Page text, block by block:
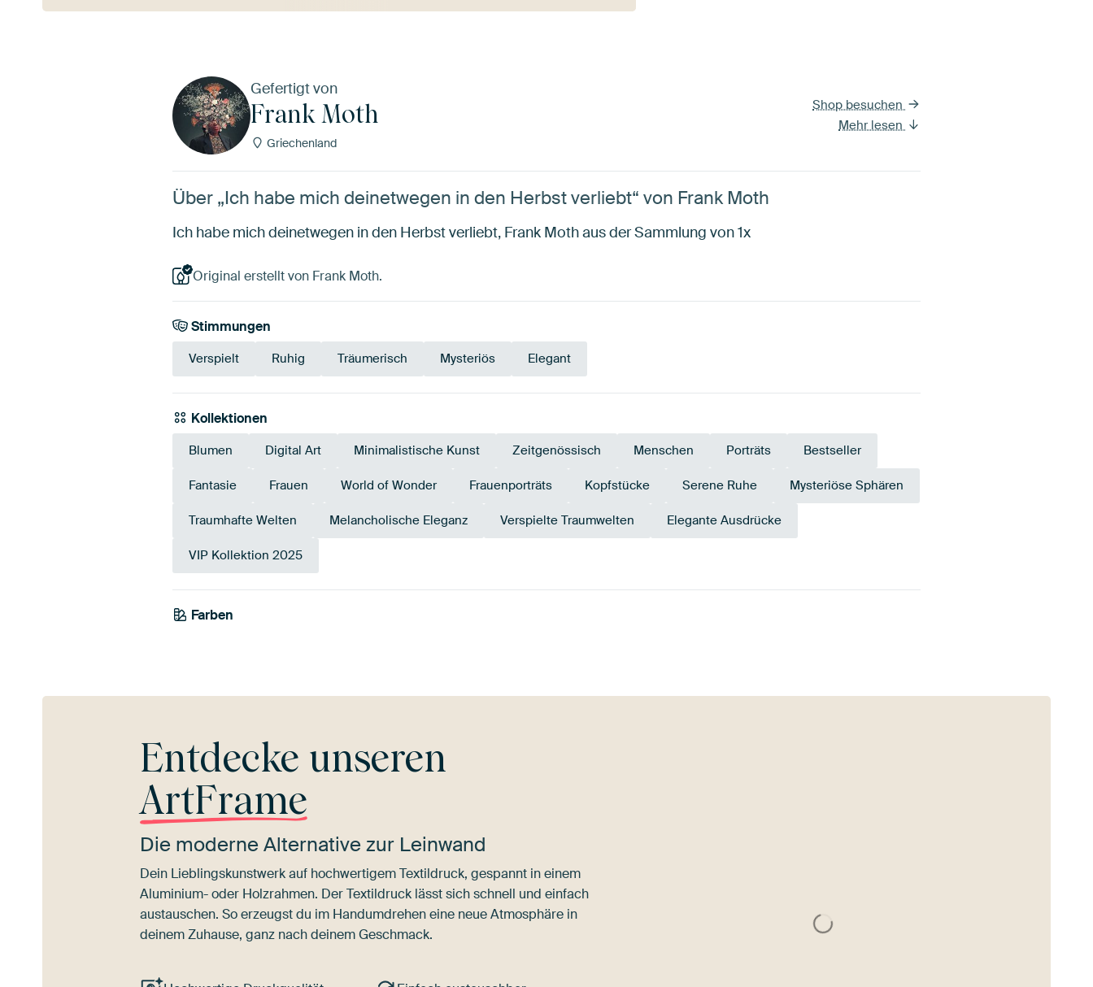
Gefertigt von
Frank Moth
Griechenland
Shop besuchen
Mehr lesen
Über „Ich habe mich deinetwegen in den Herbst verliebt“ von Frank Moth
Ich habe mich deinetwegen in den Herbst verliebt, Frank Moth aus der Sammlung von 1x
Original erstellt von Frank Moth.
Stimmungen
Verspielt Ruhig Träumerisch Mysteriös Elegant
Kollektionen
Blumen Digital Art Minimalistische Kunst Zeitgenössisch Menschen Porträts Bestseller
Fantasie Frauen World of Wonder Frauenporträts Kopfstücke Serene Ruhe Mysteriöse Sphären
Traumhafte Welten Melancholische Eleganz Verspielte Traumwelten Elegante Ausdrücke
VIP Kollektion 2025
Farben
Beige
Entdecke unseren
ArtFrame
Die moderne Alternative zur Leinwand
Dein Lieblingskunstwerk auf hochwertigem Textildruck, gespannt in einem
Aluminium- oder Holzrahmen. Der Textildruck lässt sich schnell und einfach
austauschen. So erzeugst du im Handumdrehen eine neue Atmosphäre in
deinem Zuhause, ganz nach deinem Geschmack.